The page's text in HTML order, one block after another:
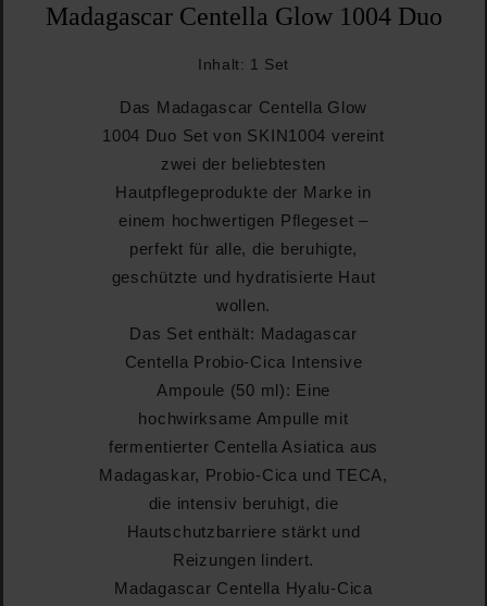
Madagascar Centella Glow 1004 Duo
Inhalt: 1 Set
Das Madagascar Centella Glow
1004 Duo Set von SKIN1004 vereint
zwei der beliebtesten
Hautpflegeprodukte der Marke in
einem hochwertigen Pflegeset –
perfekt für alle, die beruhigte,
geschützte und hydratisierte Haut
wollen.
Das Set enthält: Madagascar
Centella Probio-Cica Intensive
Ampoule (50 ml): Eine
hochwirksame Ampulle mit
fermentierter Centella Asiatica aus
Madagaskar, Probio-Cica und TECA,
die intensiv beruhigt, die
Hautschutzbarriere stärkt und
Reizungen lindert.
Madagascar Centella Hyalu-Cica